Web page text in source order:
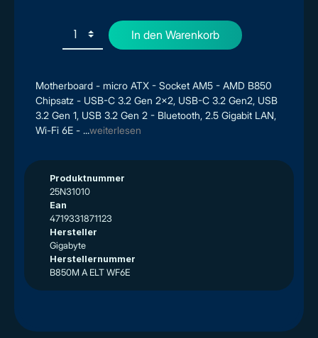
Motherboard - micro ATX - Socket AM5 - AMD B850
Chipsatz - USB-C 3.2 Gen 2x2, USB-C 3.2 Gen2, USB
3.2 Gen 1, USB 3.2 Gen 2 - Bluetooth, 2.5 Gigabit LAN,
Wi-Fi 6E - ...weiterlesen
Produktnummer
25N31010
Ean
4719331871123
Hersteller
Gigabyte
Herstellernummer
B850M A ELT WF6E
In den Warenkorb